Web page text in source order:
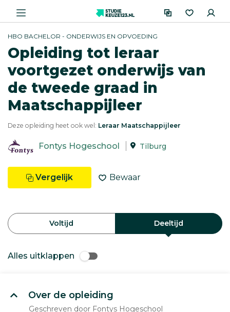
HBO BACHELOR - ONDERWIJS EN OPVOEDING
Opleiding tot leraar
voortgezet onderwijs van
de tweede graad in
Maatschappijleer
Deze opleiding heet ook wel: Leraar Maatschappijleer
Fontys Hogeschool Tilburg
Vergelijk Bewaar
Voltijd Deeltijd
Alles uitklappen
Over de opleiding
Geschreven door Fontys Hogeschool